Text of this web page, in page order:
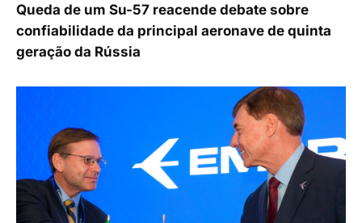
Queda de um Su-57 reacende debate sobre
confiabilidade da principal aeronave de quinta
geração da Rússia